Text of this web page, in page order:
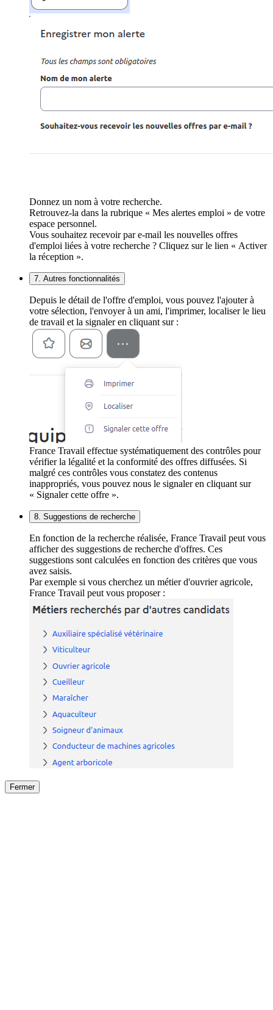
Donnez un nom à votre recherche.
Retrouvez-la dans la rubrique « Mes alertes emploi » de votre
espace personnel.
Vous souhaitez recevoir par e-mail les nouvelles offres
d'emploi liées à votre recherche ? Cliquez sur le lien « Activer
la réception ».
7. Autres fonctionnalités
Depuis le détail de l'offre d'emploi, vous pouvez l'ajouter à
votre sélection, l'envoyer à un ami, l'imprimer, localiser le lieu
de travail et la signaler en cliquant sur :
France Travail effectue systématiquement des contrôles pour
vérifier la légalité et la conformité des offres diffusées. Si
malgré ces contrôles vous constatez des contenus
inappropriés, vous pouvez nous le signaler en cliquant sur
« Signaler cette offre ».
8. Suggestions de recherche
En fonction de la recherche réalisée, France Travail peut vous
afficher des suggestions de recherche d'offres. Ces
suggestions sont calculées en fonction des critères que vous
avez saisis.
Par exemple si vous cherchez un métier d'ouvrier agricole,
France Travail peut vous proposer :
Fermer